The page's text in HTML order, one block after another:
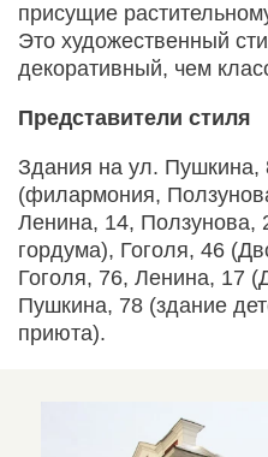
присущие
Это художественный
декоративный, чем
Представители стиля
Здания на ул.
(филармония,
Ленина, 14,
гордума), Гоголя, 46
Гоголя, 76, Ленина, 17
Пушкина, 78 (здание
приюта).